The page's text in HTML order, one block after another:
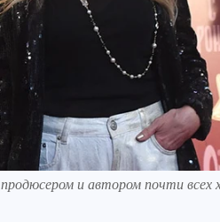
и автором почти всех